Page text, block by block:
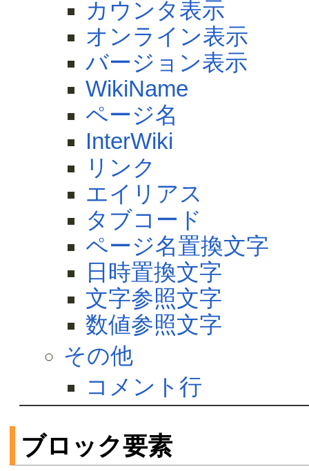
カウンタ表示
オンライン表示
バージョン表示
WikiName
ページ名
InterWiki
リンク
エイリアス
タブコード
ページ名置換文字
日時置換文字
文字参照文字
数値参照文字
その他
コメント行
ブロック要素